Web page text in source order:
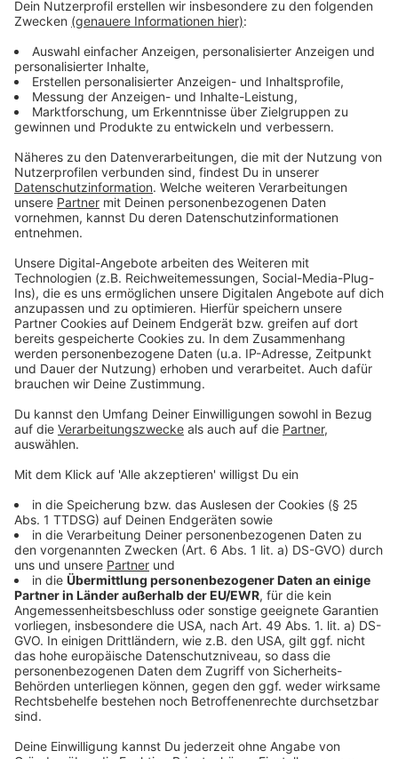
Polizei erschossene Täter ist einem Bericht des NRW-
Justizministeriums zufolge offenbar verwirrt gewesen.
Nach Angaben der 29 Jahre alten JVA-Bediensteten,
die als Geisel genommen worden war, habe der 40-
Maria und müsse - wie eine Figur in dem Film "Thor" -
zu einem Feld an einem roten Haus in Spanien, um
einen Hammer zu holen und mit diesem Hammer das
Coronavirus zu besiegen". Aus dem Bericht geht auch
aufwies, die für eine psychische Erkrankung sprechen.
Weil er sich gegenüber JVA-Mitarbeitern und
Mitgefangenen aggressiv verhalten hatte, waren eine
Reihe verschiedener Sicherheitsmaßnahmen getroffen
worden. So durfte er nur allein duschen und allein zum
Freigang auf den Hof.
Bei der Waffe, mit der der Gefangene während der
Geiselnahme die JVA-Bedienstete bedrohte, handelte
Rasierklinge, "sondern um eine angespitzte und in
diesem Bereich gehärtete Zahnbürste". Wie der Mann
die Zahnbürste angespitzt habe, sei Gegenstand der
Ermittlungen.
Anzeige
Der Bericht, der der Deutschen Presse-Agentur
vorliegt, nennt auch Details zu den Schüssen, die
Polizisten am vergangenen Freitag (16.10.) auf den
Mann abfeuerten. Demnach sagte der Häftling gegen
9.20 Uhr zu der JVA-Bediensteten in seiner Gewalt, sie
beide müssten nun "etwas machen"und "bei drei